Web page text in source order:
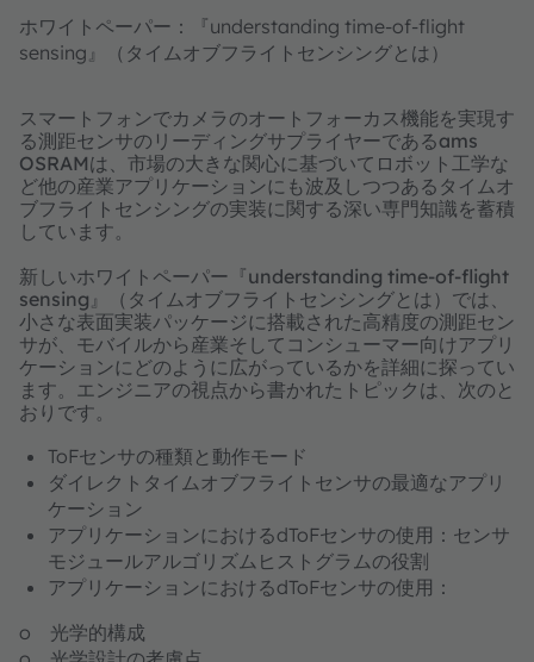
ホワイトペーパー：『understanding time-of-flight
sensing』（タイムオブフライトセンシングとは）
スマートフォンでカメラのオートフォーカス機能を実現す
る測距センサのリーディングサプライヤーであるams
OSRAMは、市場の大きな関心に基づいてロボット工学な
ど他の産業アプリケーションにも波及しつつあるタイムオ
ブフライトセンシングの実装に関する深い専門知識を蓄積
しています。
新しいホワイトペーパー『understanding time-of-flight
sensing』（タイムオブフライトセンシングとは）では、
小さな表面実装パッケージに搭載された高精度の測距セン
サが、モバイルから産業そしてコンシューマー向けアプリ
ケーションにどのように広がっているかを詳細に探ってい
ます。エンジニアの視点から書かれたトピックは、次のと
おりです。
ToFセンサの種類と動作モード
ダイレクトタイムオブフライトセンサの最適なアプリ
ケーション
アプリケーションにおけるdToFセンサの使用：センサ
モジュールアルゴリズムヒストグラムの役割
アプリケーションにおけるdToFセンサの使用：
o 光学的構成